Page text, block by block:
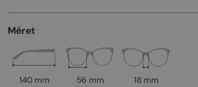
Méret
140 mm 56 mm 18 mm